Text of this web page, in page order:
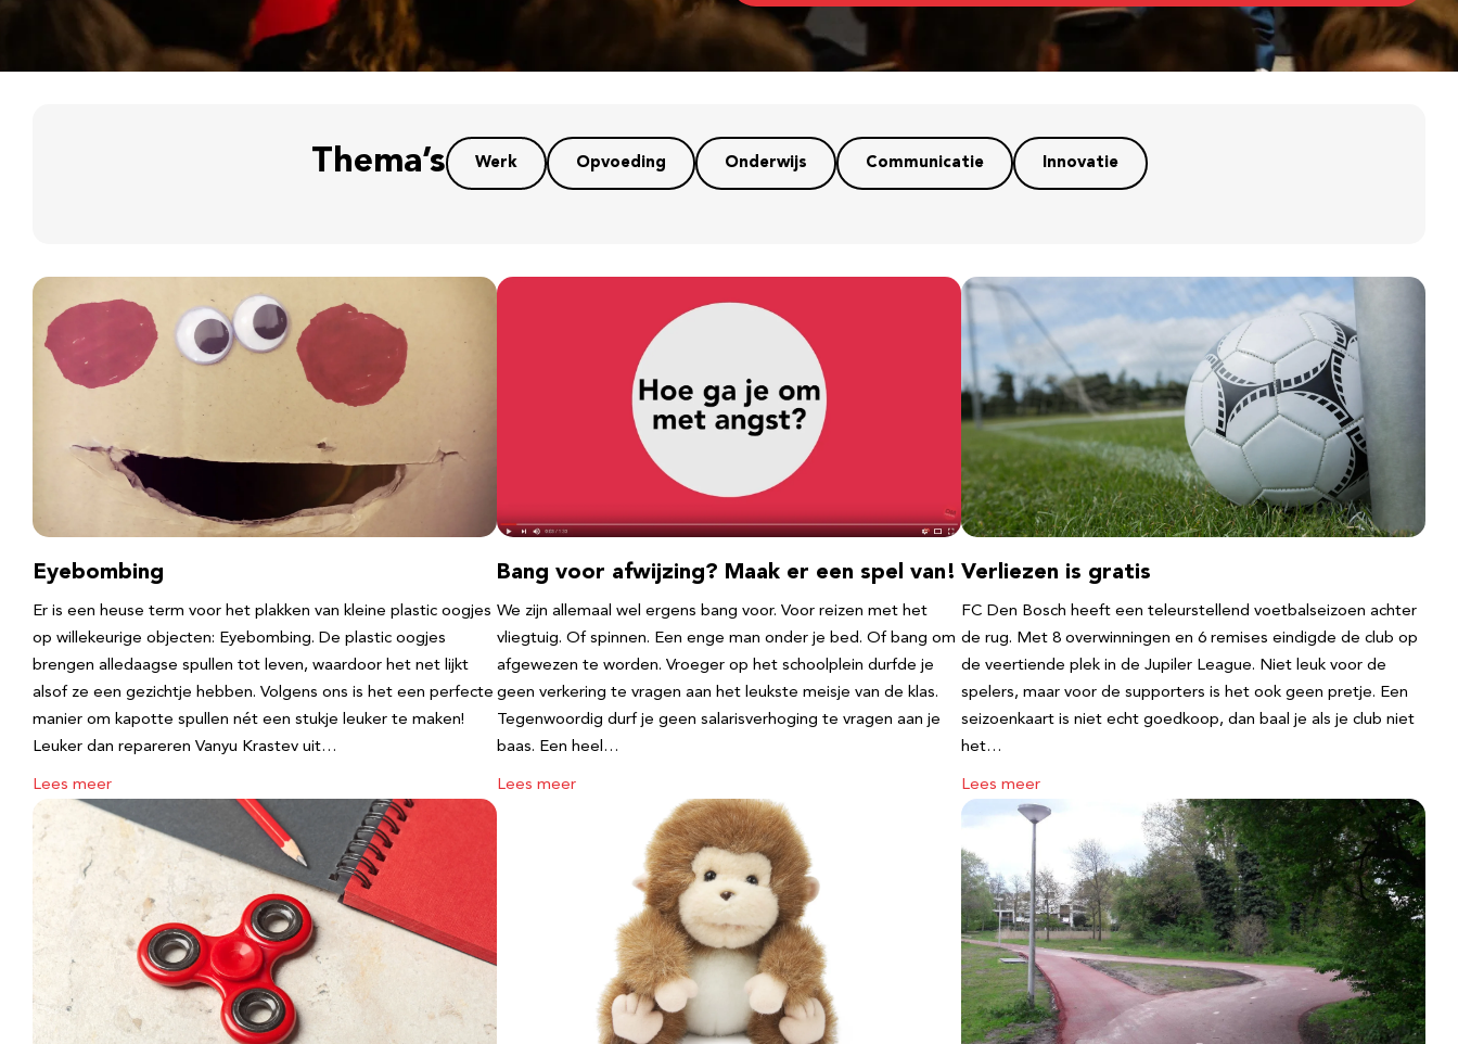
Thema’s Werk Opvoeding Onderwijs Communicatie Innovatie
Eyebombing
Er is een heuse term voor het plakken van kleine plastic oogjes
op willekeurige objecten: Eyebombing. De plastic oogjes
brengen alledaagse spullen tot leven, waardoor het net lijkt
alsof ze een gezichtje hebben. Volgens ons is het een perfecte
manier om kapotte spullen nét een stukje leuker te maken!
Leuker dan repareren Vanyu Krastev uit…
Lees meer
Bang voor afwijzing? Maak er een spel van!
We zijn allemaal wel ergens bang voor. Voor reizen met het
vliegtuig. Of spinnen. Een enge man onder je bed. Of bang om
afgewezen te worden. Vroeger op het schoolplein durfde je
geen verkering te vragen aan het leukste meisje van de klas.
Tegenwoordig durf je geen salarisverhoging te vragen aan je
baas. Een heel…
Lees meer
Verliezen is gratis
FC Den Bosch heeft een teleurstellend voetbalseizoen achter
de rug. Met 8 overwinningen en 6 remises eindigde de club op
de veertiende plek in de Jupiler League. Niet leuk voor de
spelers, maar voor de supporters is het ook geen pretje. Een
seizoenkaart is niet echt goedkoop, dan baal je als je club niet
het…
Lees meer